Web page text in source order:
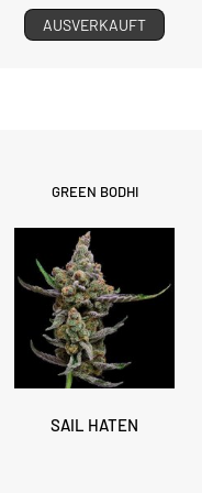
AUSVERKAUFT
GREEN BODHI
SAIL HATEN